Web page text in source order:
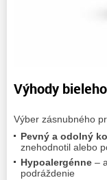
Výhody
Výber zásnubného
Pevný a odolný
znehodnotil alebo
Hypoalergénne –
podráždenie